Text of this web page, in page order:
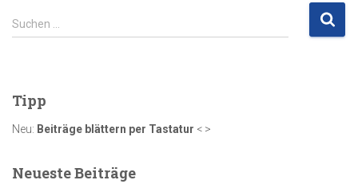
S
u
n
n
h
Suchen …
Tipp
Neu: Beiträge blättern per Tastatur < >
Neueste Beiträge